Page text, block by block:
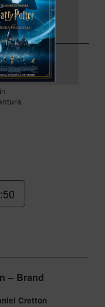
Nolan
– Brand
Cretton